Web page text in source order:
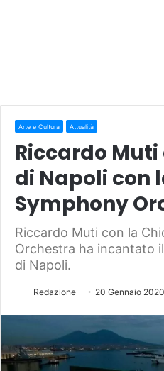
Arte e Cultura Attualità
Riccardo Muti
di Napoli con
Symphony
Riccardo Muti con la
Orchestra ha incantato
di Napoli.
Redazione 20 Gennaio 2020